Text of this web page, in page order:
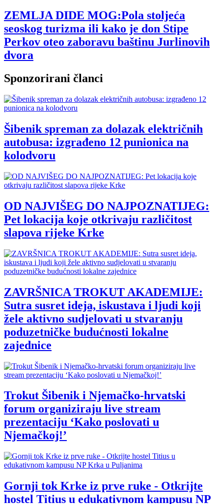
ZEMLJA DIDE MOG:Pola stoljeća
seoskog turizma ili kako je don Stipe
Perkov oteo zaboravu baštinu Jurlinovih
dvora
Sponzorirani članci
Šibenik spreman za dolazak električnih
autobusa: izgrađeno 12 punionica na
kolodvoru
OD NAJVIŠEG DO NAJPOZNATIJEG:
Pet lokacija koje otkrivaju različitost
slapova rijeke Krke
ZAVRŠNICA TROKUT AKADEMIJE:
Sutra susret ideja, iskustava i ljudi koji
žele aktivno sudjelovati u stvaranju
poduzetničke budućnosti lokalne
zajednice
Trokut Šibenik i Njemačko-hrvatski
forum organiziraju live stream
prezentaciju ‘Kako poslovati u
Njemačkoj!’
Gornji tok Krke iz prve ruke - Otkrijte
hostel Titius u edukativnom kampusu NP